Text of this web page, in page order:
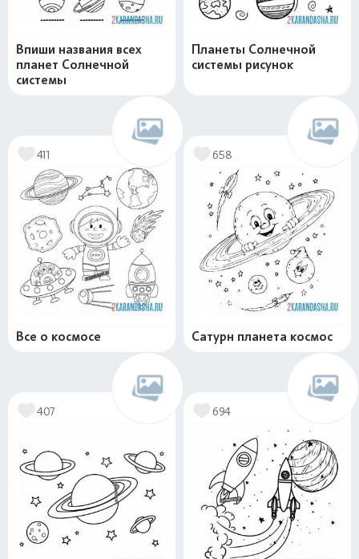
Впиши названия всех
планет Солнечной
системы
Планеты Солнечной
системы рисунок
411
Все о космосе
658
Сатурн планета космос
407 694